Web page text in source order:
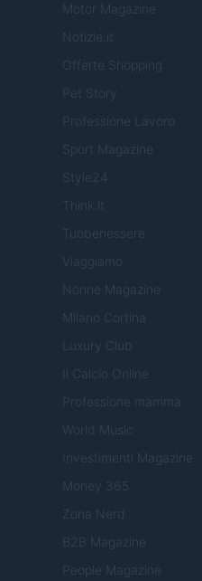
Motor Magazine
Notizie.it
Offerte Shopping
Pet Story
Professione Lavoro
Sport Magazine
Style24
Think.it
Tuobenessere
Viaggiamo
Nonne Magazine
Milano Cortina
Luxury Club
Il Calcio Online
Professione mamma
World Music
Investimenti Magazine
Money 365
Zona Nerd
B2B Magazine
People Magazine